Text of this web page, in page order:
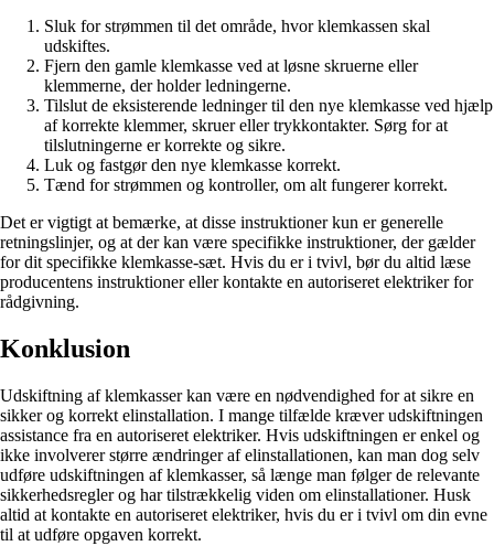
Sluk for strømmen til det område, hvor klemkassen skal
udskiftes.
Fjern den gamle klemkasse ved at løsne skruerne eller
klemmerne, der holder ledningerne.
Tilslut de eksisterende ledninger til den nye klemkasse ved hjælp
af korrekte klemmer, skruer eller trykkontakter. Sørg for at
tilslutningerne er korrekte og sikre.
Luk og fastgør den nye klemkasse korrekt.
Tænd for strømmen og kontroller, om alt fungerer korrekt.
Det er vigtigt at bemærke, at disse instruktioner kun er generelle
retningslinjer, og at der kan være specifikke instruktioner, der gælder
for dit specifikke klemkasse-sæt. Hvis du er i tvivl, bør du altid læse
producentens instruktioner eller kontakte en autoriseret elektriker for
rådgivning.
Konklusion
Udskiftning af klemkasser kan være en nødvendighed for at sikre en
sikker og korrekt elinstallation. I mange tilfælde kræver udskiftningen
assistance fra en autoriseret elektriker. Hvis udskiftningen er enkel og
ikke involverer større ændringer af elinstallationen, kan man dog selv
udføre udskiftningen af klemkasser, så længe man følger de relevante
sikkerhedsregler og har tilstrækkelig viden om elinstallationer. Husk
altid at kontakte en autoriseret elektriker, hvis du er i tvivl om din evne
til at udføre opgaven korrekt.